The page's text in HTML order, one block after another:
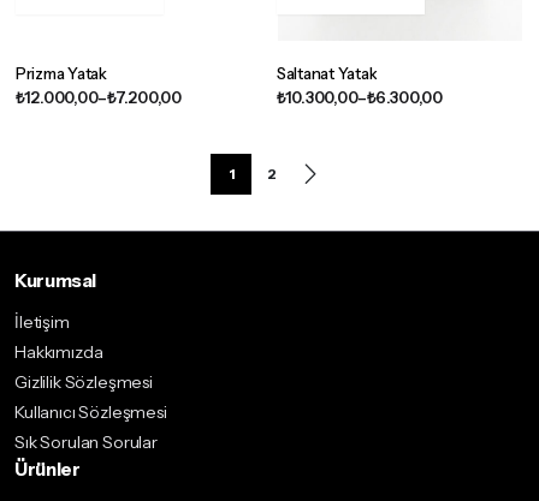
Prizma Yatak
₺7.200,00
–
₺12.000,00
Saltanat Yatak
₺6.300,00
–
₺10.300,00
1 2
Kurumsal
İletişim
Hakkımızda
Gizlilik Sözleşmesi
Kullanıcı Sözleşmesi
Sık Sorulan Sorular
Ürünler